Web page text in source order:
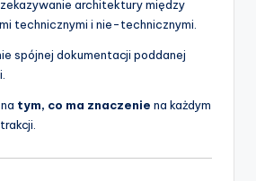
architektury między
technicznymi i nie-technicznymi.
spójnej dokumentacji poddanej
tym, co ma znaczenie na każdym